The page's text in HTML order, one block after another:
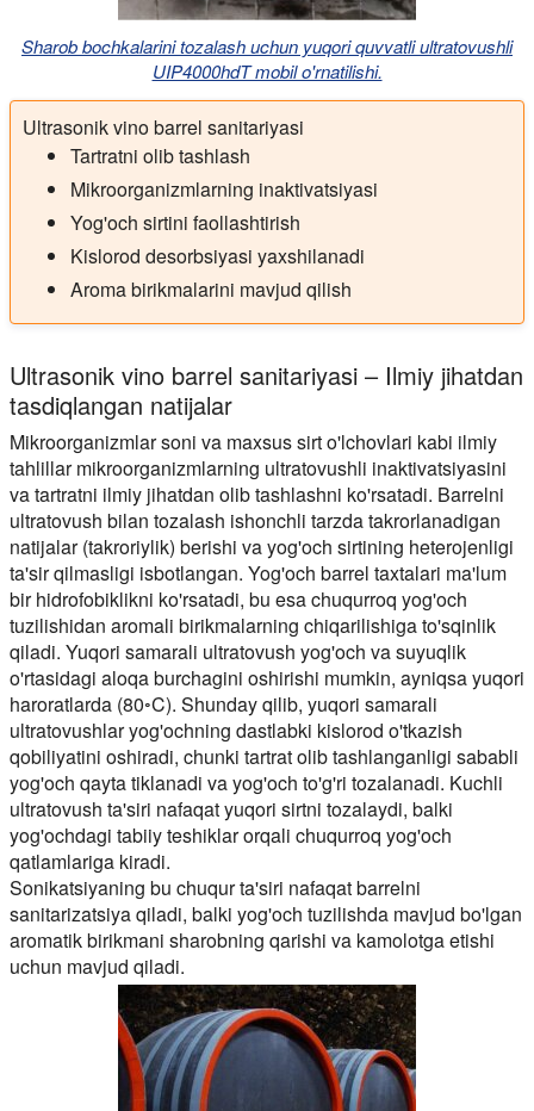
Sharob bochkalarini tozalash uchun yuqori quvvatli ultratovushli
UIP4000hdT mobil o'rnatilishi.
Ultrasonik vino barrel sanitariyasi
Tartratni olib tashlash
Mikroorganizmlarning inaktivatsiyasi
Yog'och sirtini faollashtirish
Kislorod desorbsiyasi yaxshilanadi
Aroma birikmalarini mavjud qilish
Ultrasonik vino barrel sanitariyasi – Ilmiy jihatdan
tasdiqlangan natijalar
Mikroorganizmlar soni va maxsus sirt o'lchovlari kabi ilmiy
tahlillar mikroorganizmlarning ultratovushli inaktivatsiyasini
va tartratni ilmiy jihatdan olib tashlashni ko'rsatadi. Barrelni
ultratovush bilan tozalash ishonchli tarzda takrorlanadigan
natijalar (takroriylik) berishi va yog'och sirtining heterojenligi
ta'sir qilmasligi isbotlangan. Yog'och barrel taxtalari ma'lum
bir hidrofobiklikni ko'rsatadi, bu esa chuqurroq yog'och
tuzilishidan aromali birikmalarning chiqarilishiga to'sqinlik
qiladi. Yuqori samarali ultratovush yog'och va suyuqlik
o'rtasidagi aloqa burchagini oshirishi mumkin, ayniqsa yuqori
haroratlarda (80◦C). Shunday qilib, yuqori samarali
ultratovushlar yog'ochning dastlabki kislorod o'tkazish
qobiliyatini oshiradi, chunki tartrat olib tashlanganligi sababli
yog'och qayta tiklanadi va yog'och to'g'ri tozalanadi. Kuchli
ultratovush ta'siri nafaqat yuqori sirtni tozalaydi, balki
yog'ochdagi tabiiy teshiklar orqali chuqurroq yog'och
qatlamlariga kiradi.
Sonikatsiyaning bu chuqur ta'siri nafaqat barrelni
sanitarizatsiya qiladi, balki yog'och tuzilishda mavjud bo'lgan
aromatik birikmani sharobning qarishi va kamolotga etishi
uchun mavjud qiladi.